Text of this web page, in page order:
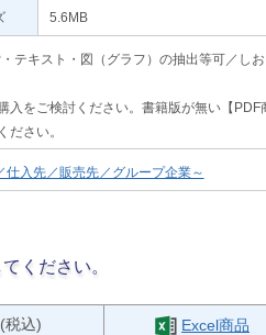
5.6MB
テキスト・図（グラフ）の抽出等可／しお
をご検討ください。書籍版が無い【PDF
さい。
入先／販売先／グループ企業～
ください。
税込) Excel商品